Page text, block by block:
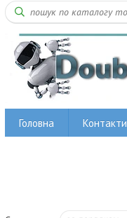
Головна Контакти